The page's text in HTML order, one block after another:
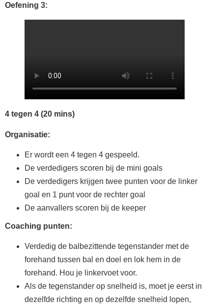
Oefening 3:
4 tegen 4 (20 mins)
Organisatie:
Er wordt een 4 tegen 4 gespeeld.
De verdedigers scoren bij de mini goals
De verdedigers krijgen twee punten voor de linker
goal en 1 punt voor de rechter goal
De aanvallers scoren bij de keeper
Coaching punten:
Verdedig de balbezittende tegenstander met de
forehand tussen bal en doel en lok hem in de
forehand. Hou je linkervoet voor.
Als de tegenstander op snelheid is, moet je eerst in
dezelfde richting en op dezelfde snelheid lopen,